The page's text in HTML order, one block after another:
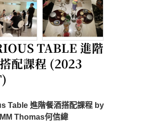
TABLE 進階
配課程 (2023
Table 進階餐酒搭配課程 by
Thomas何信緯